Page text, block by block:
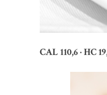
CAL 110,6 · HC